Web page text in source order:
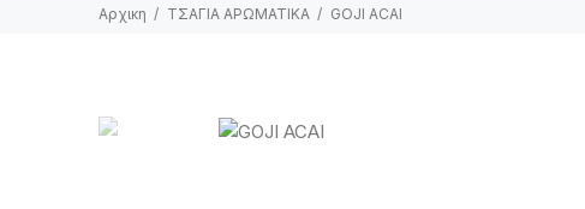
Αρχικη ΤΣΑΓΙΑ ΑΡΩΜΑΤΙΚΑ GOJI ACAI